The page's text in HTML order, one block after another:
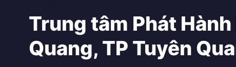
Trung tâm Phát
Quang, TP Tuyên